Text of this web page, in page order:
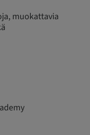
muokattavia